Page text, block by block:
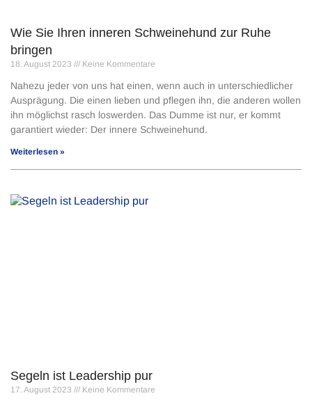
Wie Sie Ihren inneren Schweinehund zur Ruhe
bringen
18. August 2023 Keine Kommentare
Nahezu jeder von uns hat einen, wenn auch in unterschiedlicher
Ausprägung. Die einen lieben und pflegen ihn, die anderen wollen
ihn möglichst rasch loswerden. Das Dumme ist nur, er kommt
garantiert wieder: Der innere Schweinehund.
Weiterlesen »
Segeln ist Leadership pur
17. August 2023 Keine Kommentare